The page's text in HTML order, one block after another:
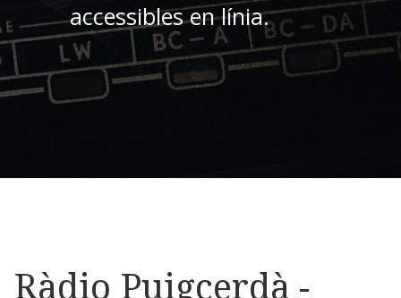
accessibles en línia.
Ràdio Puigcerdà -